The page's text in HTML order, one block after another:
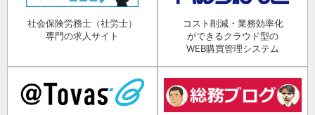
社会保険労務士（社労士）
専門の求人サイト
コスト削減・業務効率化
ができるクラウド型の
WEB購買管理システム